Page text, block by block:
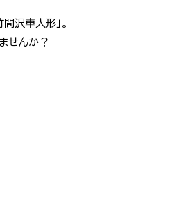
沢車人形」。
せんか？